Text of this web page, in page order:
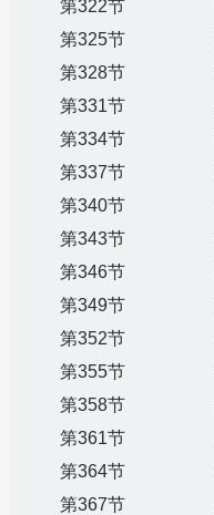
第322节
第325节
第328节
第331节
第334节
第337节
第340节
第343节
第346节
第349节
第352节
第355节
第358节
第361节
第364节
第367节